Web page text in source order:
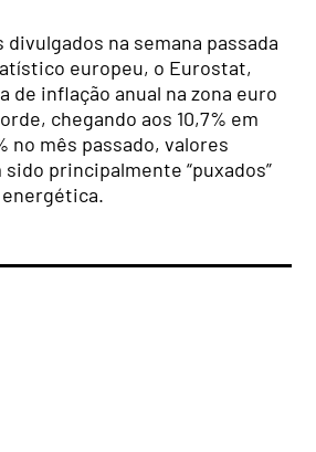
na semana passada
europeu, o Eurostat,
de inflação anual na zona euro
chegando aos 10,7% em
no mês passado, valores
principalmente “puxados”